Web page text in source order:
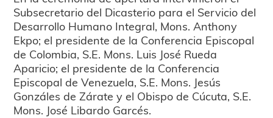
Subsecretario del Dicasterio para el Servicio del
Desarrollo Humano Integral, Mons. Anthony
Ekpo; el presidente de la Conferencia Episcopal
de Colombia, S.E. Mons. Luis José Rueda
Aparicio; el presidente de la Conferencia
Episcopal de Venezuela, S.E. Mons. Jesús
Gonzáles de Zárate y el Obispo de Cúcuta, S.E.
Mons. José Libardo Garcés.